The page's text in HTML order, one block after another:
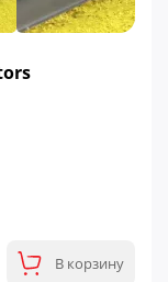
В корзину